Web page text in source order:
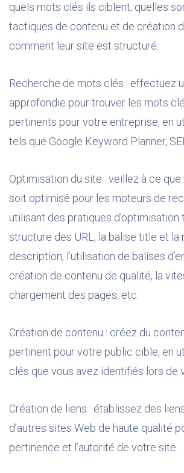
quels mots clés ils ciblent, quelles
tactiques de contenu et de création
comment leur site est structuré.
Recherche de mots clés : effectuez
approfondie pour trouver les mots
pertinents pour votre entreprise, en
tels que Google Keyword Planner,
Optimisation du site : veillez à ce
soit optimisé pour les moteurs de
utilisant des pratiques d’optimisation
structure des URL, la balise title et la
description, l’utilisation de balises
création de contenu de qualité, la
chargement des pages, etc.
Création de contenu : créez du
pertinent pour votre public cible, en
clés que vous avez identifiés lors de
Création de liens : établissez des
d’autres sites Web de haute qualité
pertinence et l’autorité de votre site.